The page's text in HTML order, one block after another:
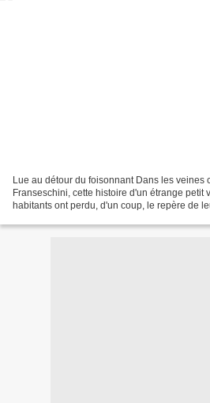
Lue au détour du foisonnant Dans les veines
Franseschini, cette histoire d'un étrange petit
habitants ont perdu, d'un coup, le repère de